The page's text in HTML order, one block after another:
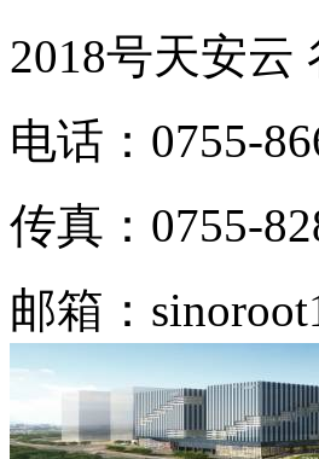
2018号天安云
电话：0755-
传真：0755-
邮箱：